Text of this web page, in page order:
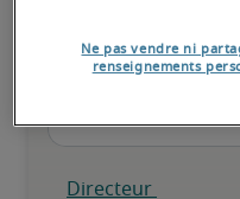
Ne pas vendre ni
renseignements